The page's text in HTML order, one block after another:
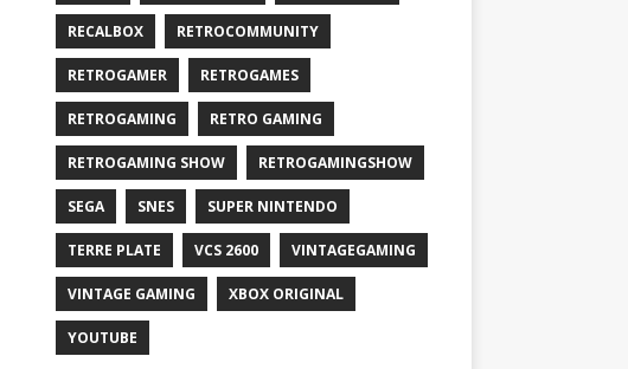
RECALBOX RETROCOMMUNITY
RETROGAMER RETROGAMES
RETROGAMING RETRO GAMING
RETROGAMING SHOW RETROGAMINGSHOW
SEGA SNES SUPER NINTENDO
TERRE PLATE VCS 2600 VINTAGEGAMING
VINTAGE GAMING XBOX ORIGINAL
YOUTUBE